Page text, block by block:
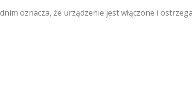
oznacza, że urządzenie jest włączone i